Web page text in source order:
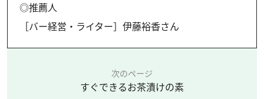
◎推薦人
［バー経営・ライター］伊藤裕香さん
次のページ
すぐできるお茶漬けの素